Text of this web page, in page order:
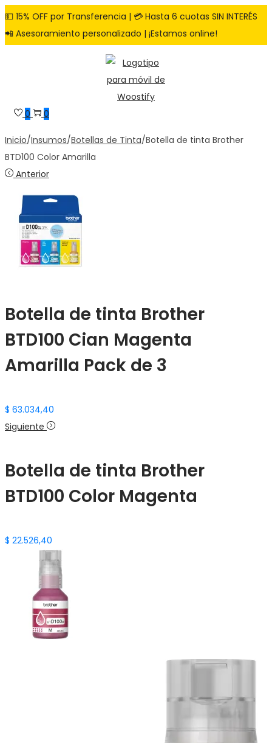
💵 15% OFF por Transferencia | 💳 Hasta 6 cuotas SIN INTERÉS
📲 Asesoramiento personalizado | ¡Estamos online!
navegación
0
0
Inicio/Insumos/Botellas de Tinta/Botella de tinta Brother
BTD100 Color Amarilla
Anterior
Botella de tinta Brother
BTD100 Cian Magenta
Amarilla Pack de 3
$ 63.034,40
Siguiente
Botella de tinta Brother
BTD100 Color Magenta
$ 22.526,40